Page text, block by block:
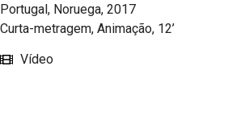
Portugal, Noruega, 2017
Curta-metragem, Animação, 12’
Vídeo